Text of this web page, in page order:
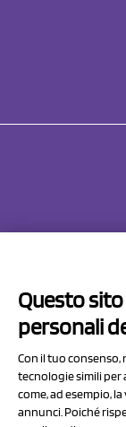
Via
Questo
personali
Con il tuo
tecnologie simili per
come, ad esempio,
annunci. Poiché